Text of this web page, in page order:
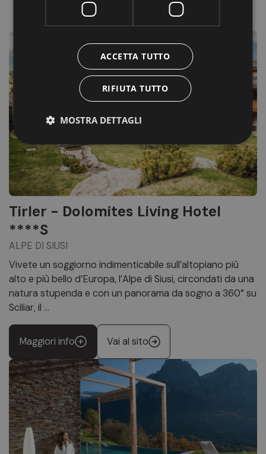
Tirler - Dolomites Living Hotel
****S
ALPE DI SIUSI
Vivete un soggiorno indimenticabile sull’altopiano più
alto e più bello d’Europa, l’Alpe di Siusi, circondati da una
natura stupenda e con un panorama da sogno a 360° su
Sciliar, il ...
Maggiori info Vai al sito
ACCETTA TUTTO
RIFIUTA TUTTO
MOSTRA DETTAGLI